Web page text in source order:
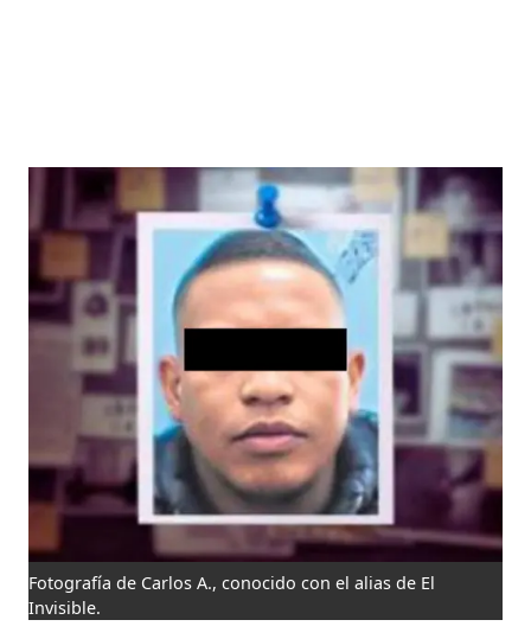
Fotografía de Carlos A., conocido con el alias de El
Invisible.